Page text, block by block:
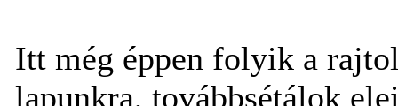
Itt még éppen folyik a
lapunkra, továbbsétálok